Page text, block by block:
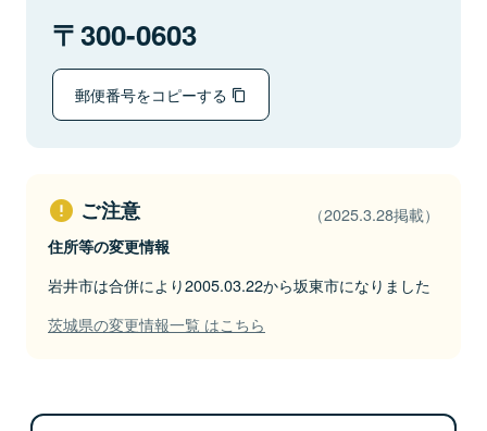
300-0603
郵便番号をコピーする
ご注意 （2025.3.28掲載）
住所等の変更情報
岩井市は合併により2005.03.22から坂東市になりました
茨城県の変更情報一覧 はこちら